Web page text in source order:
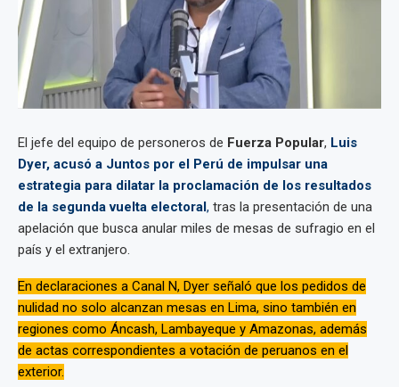
El jefe del equipo de personeros de Fuerza Popular, Luis
Dyer, acusó a Juntos por el Perú de impulsar una
estrategia para dilatar la proclamación de los resultados
de la segunda vuelta electoral , tras la presentación de una
apelación que busca anular miles de mesas de sufragio en el
país y el extranjero.
En declaraciones a Canal N, Dyer señaló que los pedidos de
nulidad no solo alcanzan mesas en Lima, sino también en
regiones como Áncash, Lambayeque y Amazonas, además
de actas correspondientes a votación de peruanos en el
exterior.